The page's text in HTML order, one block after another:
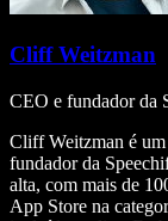
Cliff Weitzman
CEO e fundador da
Cliff Weitzman é um
fundador da
alta, com mais de
App Store na